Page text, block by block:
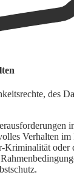
des
Verhalten im
Kriminalität oder